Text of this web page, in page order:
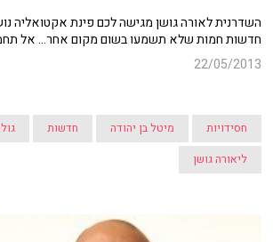
השדרנית לאורה גושן מגישה לכם פינת אקטואליה
חדשות חמות שלא תשמעו בשום מקום אחר... אל
22/05/2013
חסידויות מיטל בן יהודה חדשות
ליאורה גושן